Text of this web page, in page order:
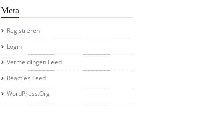
Meta
Registreren
Login
Vermeldingen Feed
Reacties Feed
WordPress.org